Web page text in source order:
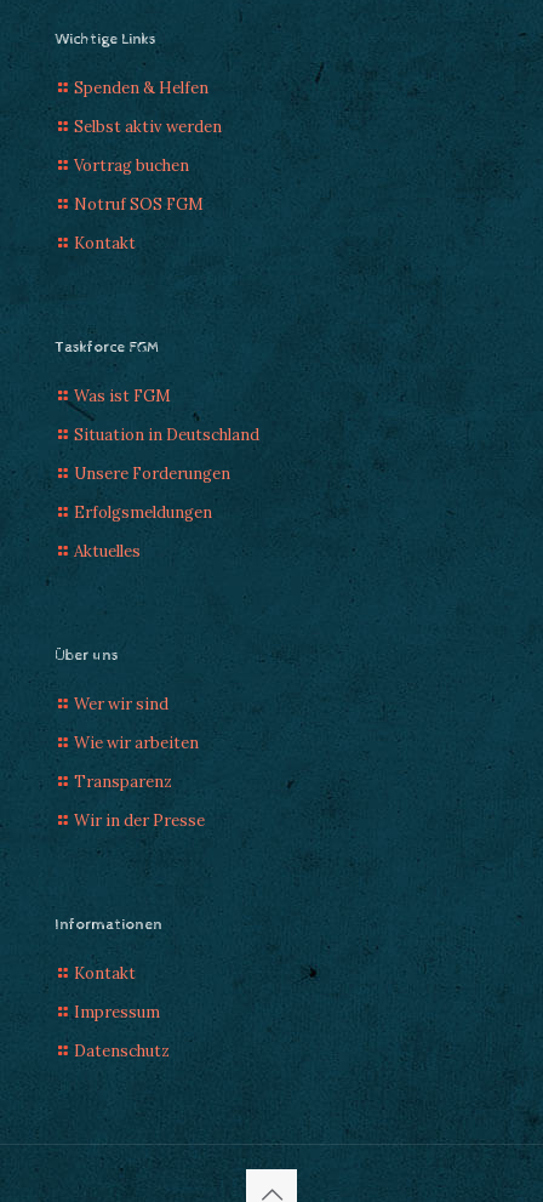
Wichtige Links
Spenden & Helfen
Selbst aktiv werden
Vortrag buchen
Notruf SOS FGM
Kontakt
Taskforce FGM
Was ist FGM
Situation in Deutschland
Unsere Forderungen
Erfolgsmeldungen
Aktuelles
Über uns
Wer wir sind
Wie wir arbeiten
Transparenz
Wir in der Presse
Informationen
Kontakt
Impressum
Datenschutz